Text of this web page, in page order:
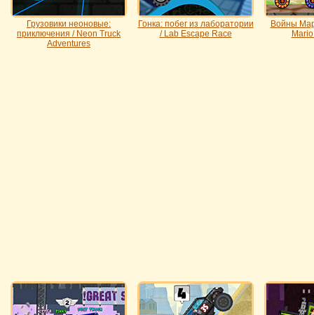
Грузовики неоновые:
приключения / Neon Truck
Adventures
Гонка: побег из лаборатории
/ Lab Escape Race
Войны